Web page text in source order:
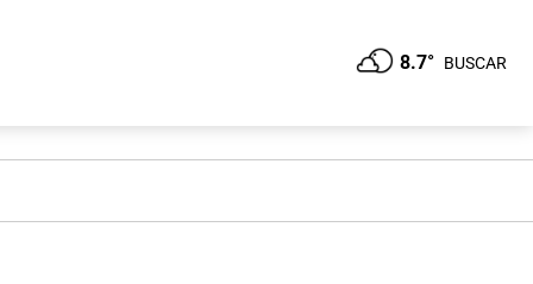
8.7° BUSCAR